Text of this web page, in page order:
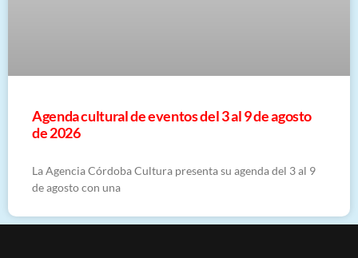
​Agenda cultural de eventos del 3 al 9 de agosto
de 2026
La Agencia Córdoba Cultura presenta su agenda del 3 al 9
de agosto con una